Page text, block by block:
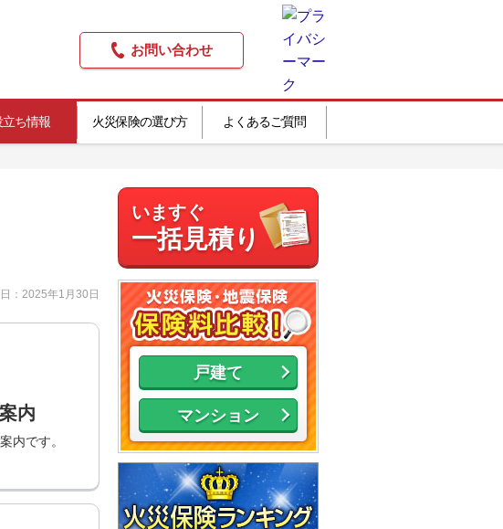
お問い合わせ
立ち情報 火災保険の選び方 よくあるご質問
： 2025年1月30日
内
内です。
いますぐ
一括見積り
戸建て
マンション